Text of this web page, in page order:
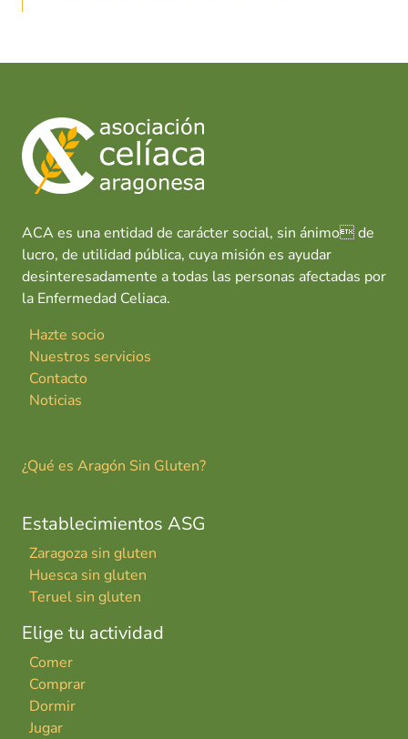
ACA es una entidad de carácter social, sin ánimo de
lucro, de utilidad pública, cuya misión es ayudar
desinteresadamente a todas las personas afectadas por
la Enfermedad Celiaca.
Hazte socio
Nuestros servicios
Contacto
Noticias
¿Qué es Aragón Sin Gluten?
Establecimientos ASG
Zaragoza sin gluten
Huesca sin gluten
Teruel sin gluten
Elige tu actividad
Comer
Comprar
Dormir
Jugar